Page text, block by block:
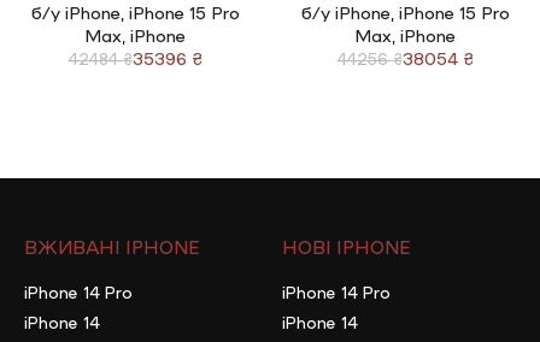
б/у iPhone, iPhone 15 Pro
Max iPhone
42484₴35396 ₴
б/у iPhone, iPhone 15 Pro
Max iPhone
44256₴38054 ₴
ВЖИВАНІ IPHONE
iPhone 14 Pro
iPhone 14
НОВІ IPHONE
iPhone 14 Pro
iPhone 14